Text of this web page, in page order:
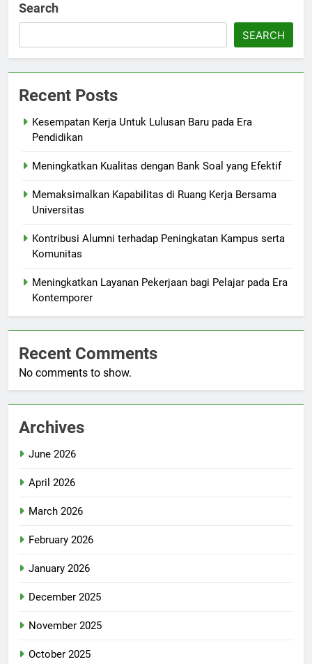
Search
SEARCH
Recent Posts
Kesempatan Kerja Untuk Lulusan Baru pada Era
Pendidikan
Meningkatkan Kualitas dengan Bank Soal yang Efektif
Memaksimalkan Kapabilitas di Ruang Kerja Bersama
Universitas
Kontribusi Alumni terhadap Peningkatan Kampus serta
Komunitas
Meningkatkan Layanan Pekerjaan bagi Pelajar pada Era
Kontemporer
Recent Comments
No comments to show.
Archives
June 2026
April 2026
March 2026
February 2026
January 2026
December 2025
November 2025
October 2025